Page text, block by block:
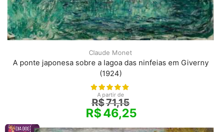
Claude Monet
A ponte japonesa sobre a lagoa das ninfeias em Giverny
(1924)
A partir de
R$71,15
R$46,25